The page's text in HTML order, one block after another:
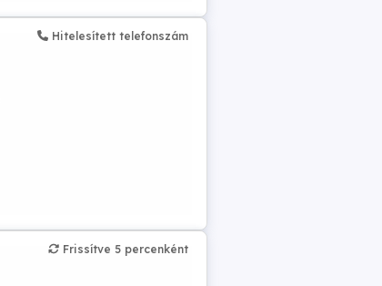
Hitelesített telefonszám
Frissítve 5 percenként